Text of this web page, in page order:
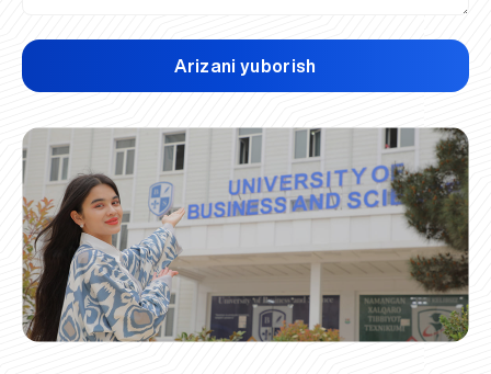
Arizani yuborish